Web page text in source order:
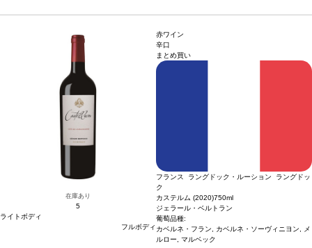
あり価格が同様の場合は自動的に次のヴィンテージに変更されます、ご了承くださ
在庫あり
5
ライトボディ
フルボディ
赤ワイン
辛口
まとめ買い
フランス ラングドック・ルーション ラングドッ
ク
カステルム (2020)750ml
ジェラール・ベルトラン
葡萄品種:
カベルネ・フラン, カベルネ・ソーヴィニヨン, メ
ルロー, マルベック